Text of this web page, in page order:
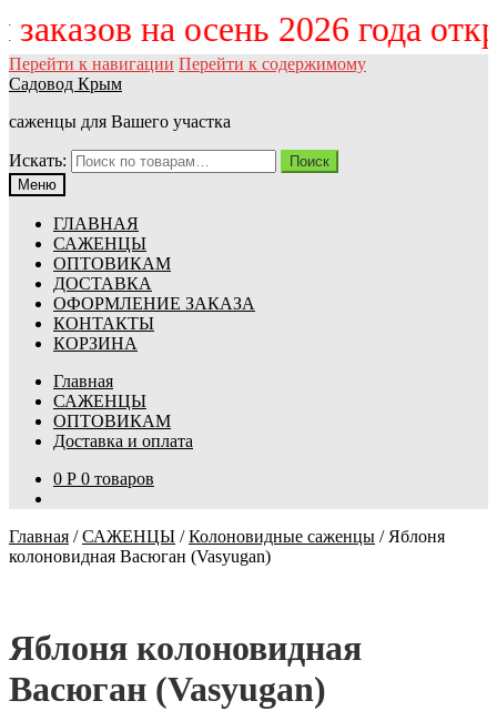
заказов на осень 2026 года
Перейти к навигации Перейти к содержимому
Садовод Крым
саженцы для Вашего участка
Искать:
Поиск
Меню
ГЛАВНАЯ
САЖЕНЦЫ
ОПТОВИКАМ
ДОСТАВКА
ОФОРМЛЕНИЕ ЗАКАЗА
КОНТАКТЫ
КОРЗИНА
Главная
САЖЕНЦЫ
ОПТОВИКАМ
Доставка и оплата
0 Р 0 товаров
Главная /САЖЕНЦЫ /Колоновидные саженцы / Яблоня
колоновидная Васюган (Vasyugan)
Яблоня колоновидная
Васюган (Vasyugan)